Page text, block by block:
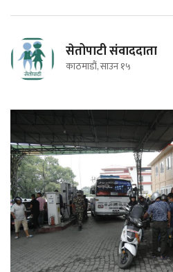
सेतोपाटी संवाददाता
काठमाडौं, साउन १५